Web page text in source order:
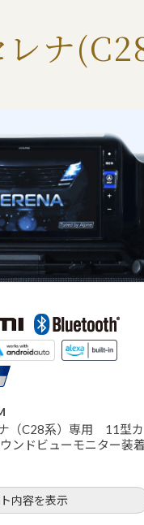
レナ
（C28系）専用 11型カ
ンドビューモニター装着
内容を表示